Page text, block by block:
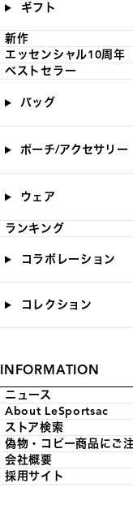
ギフト
新作
エッセンシャル10周年
ベストセラー
バッグ
ポーチ/アクセサリー
ウェア
ランキング
コラボレーション
コレクション
INFORMATION
ニュース
About LeSportsac
ストア検索
偽物・コピー商品にご
会社概要
採用サイト